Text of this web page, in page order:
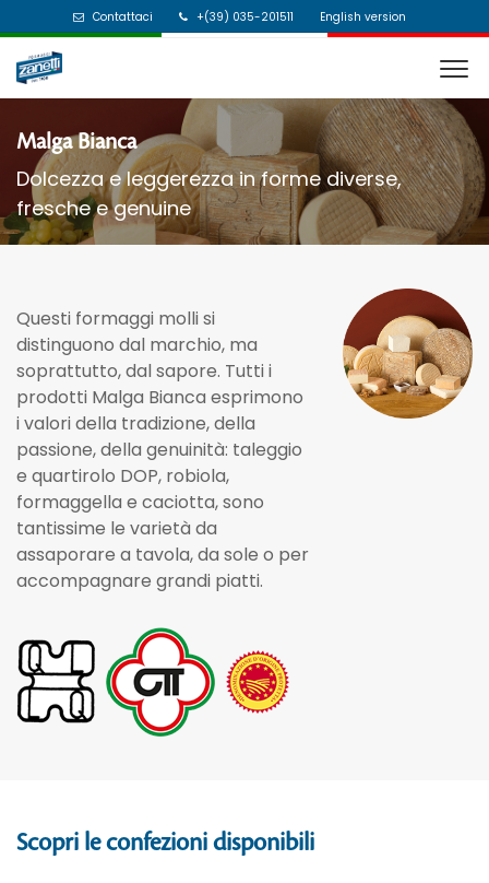
Contattaci +(39) 035-201511 English version
Malga Bianca
Dolcezza e leggerezza in forme diverse,
fresche e genuine
Questi formaggi molli si
distinguono dal marchio, ma
soprattutto, dal sapore. Tutti i
prodotti Malga Bianca esprimono
i valori della tradizione, della
passione, della genuinità: taleggio
e quartirolo DOP, robiola,
formaggella e caciotta, sono
tantissime le varietà da
assaporare a tavola, da sole o per
accompagnare grandi piatti.
Scopri le confezioni disponibili